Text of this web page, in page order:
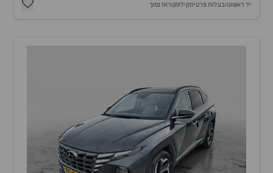
יד ראשונהבעלות פרטיתקילומטראז נמוך